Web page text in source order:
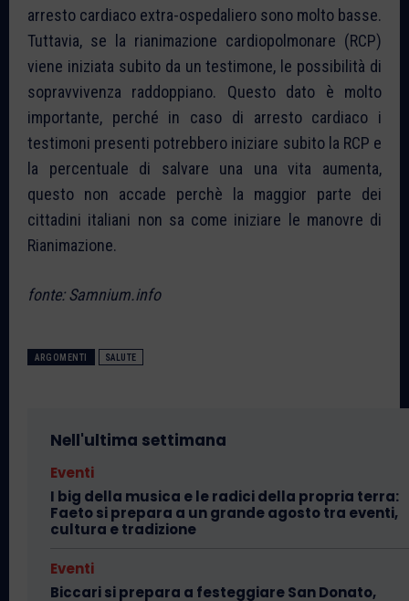
arresto cardiaco extra-ospedaliero sono molto basse.
Tuttavia, se la rianimazione cardiopolmonare (RCP)
viene iniziata subito da un testimone, le possibilità di
sopravvivenza raddoppiano. Questo dato è molto
importante, perché in caso di arresto cardiaco i
testimoni presenti potrebbero iniziare subito la RCP e
la percentuale di salvare una una vita aumenta,
questo non accade perchè la maggior parte dei
cittadini italiani non sa come iniziare le manovre di
Rianimazione.
fonte: Samnium.info
ARGOMENTI SALUTE
Nell'ultima settimana
Eventi
I big della musica e le radici della propria terra:
Faeto si prepara a un grande agosto tra eventi,
cultura e tradizione
Eventi
Biccari si prepara a festeggiare San Donato,